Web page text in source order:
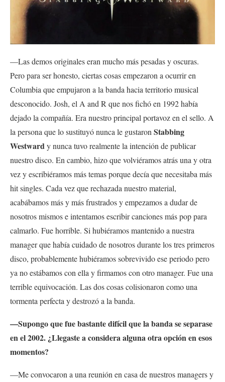
—Las demos originales eran mucho más pesadas y oscuras.
Pero para ser honesto, ciertas cosas empezaron a ocurrir en
Columbia que empujaron a la banda hacia territorio musical
desconocido. Josh, el A and R que nos fichó en 1992 había
dejado la compañía. Era nuestro principal portavoz en el sello. A
la persona que lo sustituyó nunca le gustaron Stabbing
Westwardy nunca tuvo realmente la intención de publicar
nuestro disco. En cambio, hizo que volviéramos atrás una y otra
vez y escribiéramos más temas porque decía que necesitaba más
hit singles. Cada vez que rechazada nuestro material,
acabábamos más y más frustrados y empezamos a dudar de
nosotros mismos e intentamos escribir canciones más pop para
calmarlo. Fue horrible. Si hubiéramos mantenido a nuestra
manager que había cuidado de nosotros durante los tres primeros
disco, probablemente hubiéramos sobrevivido ese periodo pero
ya no estábamos con ella y firmamos con otro manager. Fue una
terrible equivocación. Las dos cosas colisionaron como una
tormenta perfecta y destrozó a la banda.
—Supongo que fue bastante difícil que la banda se separase
en el 2002. ¿Llegaste a considera alguna otra opción en esos
momentos?
—Me convocaron a una reunión en casa de nuestros managers y